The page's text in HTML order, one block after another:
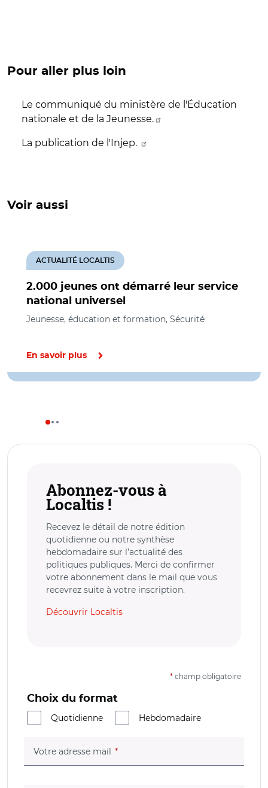
Pour aller plus loin
Le communiqué du ministère de l'Éducation
nationale et de la Jeunesse.
La publication de l'Injep.
Voir aussi
2.000 jeunes ont démarré leur service
national universel
ACTUALITÉ LOCALTIS
Jeunesse, éducation et formation, Sécurité
En savoir plus
Abonnez-vous à
Localtis !
Recevez le détail de notre édition
quotidienne ou notre synthèse
hebdomadaire sur l’actualité des
politiques publiques. Merci de confirmer
votre abonnement dans le mail que vous
recevrez suite à votre inscription.
Découvrir Localtis
* champ obligatoire
Choix du format
Quotidienne
Hebdomadaire
Votre adresse mail (champ obligatoire)